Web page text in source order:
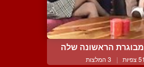
הראשונה שלה
| 3 המלצות